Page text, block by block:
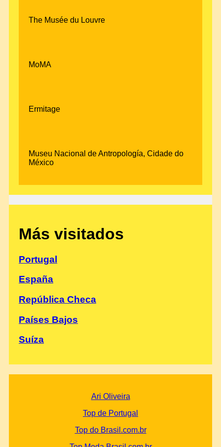
The Musée du Louvre
MoMA
Ermitage
Museu Nacional de Antropología, Cidade do
México
Más visitados
Portugal
España
República Checa
Países Bajos
Suíza
Ari Oliveira
Top de Portugal
Top do Brasil.com.br